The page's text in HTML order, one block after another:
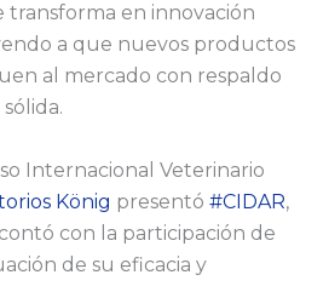
transforma en innovación
a que nuevos productos
al mercado con respaldo
Internacional Veterinario
König presentó #CIDAR,
con la participación de
de su eficacia y